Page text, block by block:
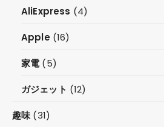
AliExpress (4)
Apple(16)
家電(5)
ガジェット (12)
趣味(31)